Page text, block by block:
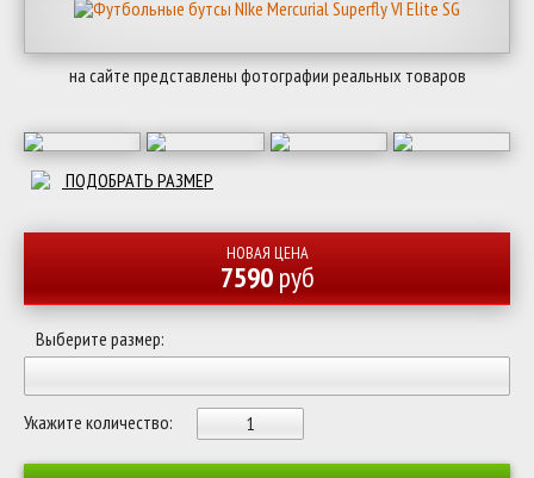
на сайте представлены фотографии реальных товаров
ПОДОБРАТЬ РАЗМЕР
НОВАЯ ЦЕНА
7590руб
Выберите размер:
Укажите количество: